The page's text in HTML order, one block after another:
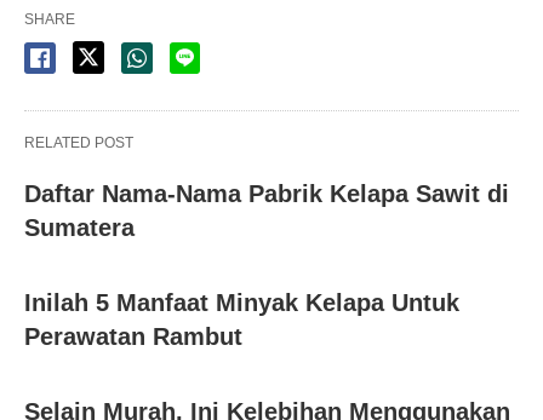
SHARE
RELATED POST
Daftar Nama-Nama Pabrik Kelapa Sawit di
Sumatera
Inilah 5 Manfaat Minyak Kelapa Untuk
Perawatan Rambut
Selain Murah, Ini Kelebihan Menggunakan